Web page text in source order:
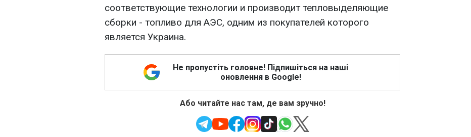
соответствующие технологии и производит тепловыделяющие
сборки - топливо для АЭС, одним из покупателей которого
является Украина.
Не пропустіть головне! Підпишіться на наші
оновлення в Google!
Або читайте нас там, де вам зручно!